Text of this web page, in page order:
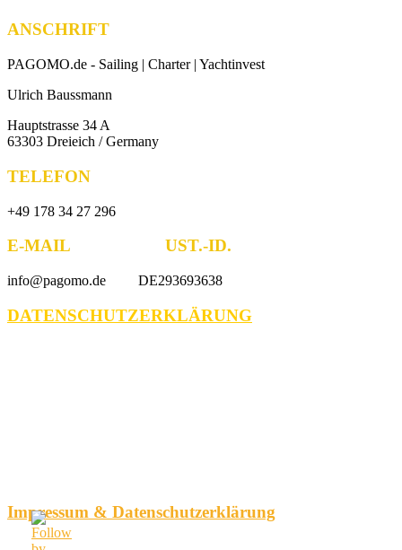
ANSCHRIFT
PAGOMO.de - Sailing | Charter | Yachtinvest
Ulrich Baussmann
Hauptstrasse 34 A
63303 Dreieich / Germany
TELEFON
+49 178 34 27 296
E-MAIL UST.-ID.
info@pagomo.de DE293693638
DATENSCHUTZERKLÄRUNG
Impressum & Datenschutzerklärung